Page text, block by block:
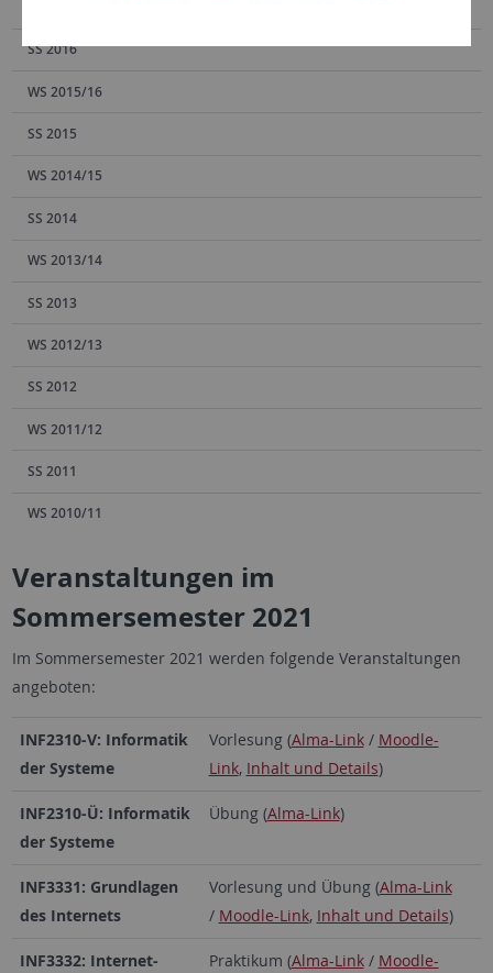
SS 2016
WS 2015/16
SS 2015
WS 2014/15
SS 2014
WS 2013/14
SS 2013
WS 2012/13
SS 2012
WS 2011/12
SS 2011
WS 2010/11
Veranstaltungen im
Sommersemester 2021
Im Sommersemester 2021 werden folgende Veranstaltungen
angeboten:
INF2310-V: Informatik
der Systeme
Vorlesung (Alma-Link/ Moodle-
Link, Inhalt und Details)
INF2310-Ü: Informatik
der Systeme
Übung (Alma-Link)
INF3331: Grundlagen
des Internets
Vorlesung und Übung (Alma-Link
/ Moodle-Link, Inhalt und Details)
INF3332: Internet-
Praktikum (Alma-Link/ Moodle-